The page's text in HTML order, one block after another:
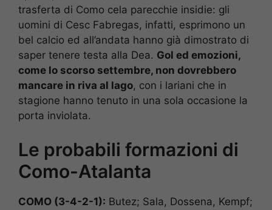
trasferta di Como cela parecchie insidie: gli
uomini di Cesc Fabregas, infatti, esprimono un
bel calcio ed all’andata hanno già dimostrato di
saper tenere testa alla Dea. Gol ed emozioni,
come lo scorso settembre, non dovrebbero
mancare in riva al lago, con i lariani che in
stagione hanno tenuto in una sola occasione la
porta inviolata.
Le probabili formazioni di
Como-Atalanta
COMO (3-4-2-1): Butez; Sala, Dossena, Kempf;